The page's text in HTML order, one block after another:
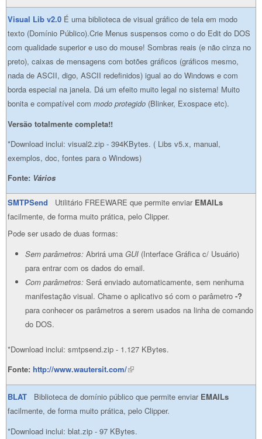
Visual Lib v2.0 É uma biblioteca de visual gráfico de tela em modo
texto (Domínio Público).Crie Menus suspensos como o do Edit do DOS
com qualidade superior e uso do mouse! Sombras reais (e não cinza no
preto), caixas de mensagens com botões gráficos (gráficos mesmo,
nada de ASCII, digo, ASCII redefinidos) igual ao do Windows e com
borda especial na janela. Dá um efeito muito legal no sistema! Muito
bonita e compatível com modo protegido (Blinker, Exospace etc).
Versão totalmente completa!!
*Download inclui: visual2.zip - 394KBytes. ( Libs v5.x, manual,
exemplos, doc, fontes para o Windows)
Fonte: Vários
SMTPSend Utilitário FREEWARE que permite enviar EMAILs
facilmente, de forma muito prática, pelo Clipper.
Pode ser usado de duas formas:
Sem parâmetros: Abrirá uma GUI (Interface Gráfica c/ Usuário)
para entrar com os dados do email.
Com parâmetros: Será enviado automaticamente, sem nenhuma
manifestação visual. Chame o aplicativo só com o parâmetro -?
para conhecer os parâmetros a serem usados na linha de comando
do DOS.
*Download inclui: smtpsend.zip - 1.127 KBytes.
Fonte: http://www.wautersit.com/(link is external)
BLAT Biblioteca de domínio público que permite enviar EMAILs
facilmente, de forma muito prática, pelo Clipper.
*Download inclui: blat.zip - 97 KBytes.